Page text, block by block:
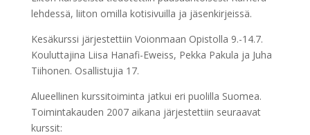
lehdessä, liiton omilla kotisivuilla ja jäsenkirjeissä.
Kesäkurssi järjestettiin Voionmaan Opistolla 9.-14.7.
Kouluttajina Liisa Hanafi-Eweiss, Pekka Pakula ja Juha
Tiihonen. Osallistujia 17.
Alueellinen kurssitoiminta jatkui eri puolilla Suomea.
Toiminta­kauden 2007 aikana järjestettiin seuraavat
kurssit: